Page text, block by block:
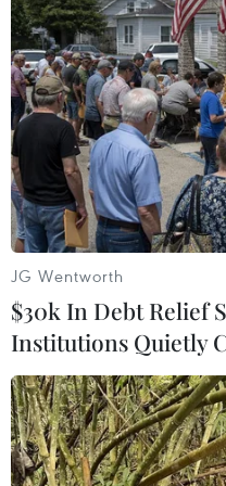
giữ từ tháng Chín vì vượt
sang Triều Tiên.
280 người Hàn
JG Wentworth
$30k In Debt Relief
Institutions Quietly